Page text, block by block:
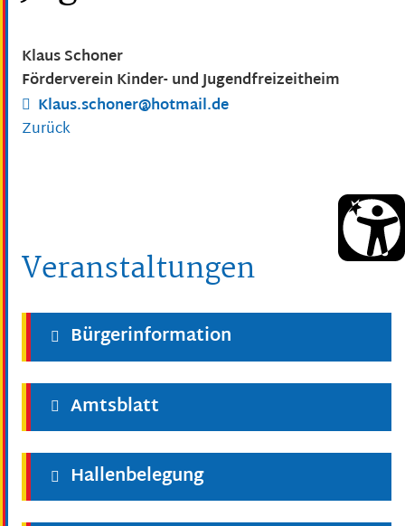
KlausSchoner
Förderverein Kinder- und Jugendfreizeitheim
Klaus.schoner@hotmail.de
Zurück
Veranstaltungen
Bürgerinformation
Amtsblatt
Hallenbelegung